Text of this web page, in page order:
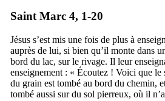
Saint Marc 4, 1-20
Jésus s’est mis une fois de plus à
auprès de lui, si bien qu’il monte dans
bord du lac, sur le rivage. Il leur
enseignement : « Écoutez ! Voici que
du grain est tombé au bord du chemin,
tombé aussi sur du sol pierreux, où il